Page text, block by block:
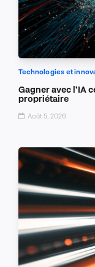
Technologies et
Gagner avec l’IA
propriétaire
Août 5, 2026